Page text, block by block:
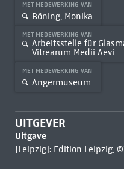
MET MEDEWERKING VAN
Böning, Monika
MET MEDEWERKING VAN
Arbeitsstelle für
Vitrearum Medii Aevi
MET MEDEWERKING VAN
Angermuseum
UITGEVER
Uitgave
[Leipzig]: Edition Leipzig,